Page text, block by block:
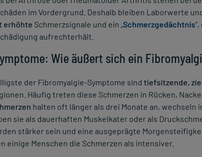
im Vordergrund. Deshalb bleiben Laborwerte
erhöhte Schmerzsignale und ein „Schmerzgedächtnis
aufrechterhält.
Wie äußert sich ein
der Fibromyalgie-Symptome sind tiefsitzende,
Häufig treten diese Schmerzen in Rücken,
halten oft länger als drei Monate an,
sie als dauerhaften Muskelkater oder als
stärker sein und eine ausgeprägte
einige Menschen die Schmerzen als intensiver.